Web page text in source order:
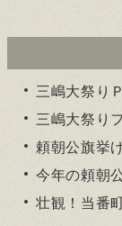
三嶋大祭り
三嶋大祭り
頼朝公旗挙
今年の頼朝
壮観！当番